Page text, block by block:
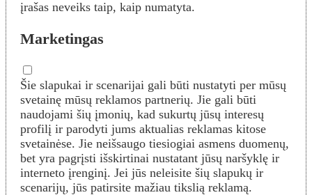
įrašas neveiks taip, kaip numatyta.
Marketingas
Šie slapukai ir scenarijai gali būti nustatyti per mūsų
svetainę mūsų reklamos partnerių. Jie gali būti
naudojami šių įmonių, kad sukurtų jūsų interesų
profilį ir parodyti jums aktualias reklamas kitose
svetainėse. Jie neišsaugo tiesiogiai asmens duomenų,
bet yra pagrįsti išskirtinai nustatant jūsų naršyklę ir
interneto įrenginį. Jei jūs neleisite šių slapukų ir
scenarijų, jūs patirsite mažiau tikslią reklamą.